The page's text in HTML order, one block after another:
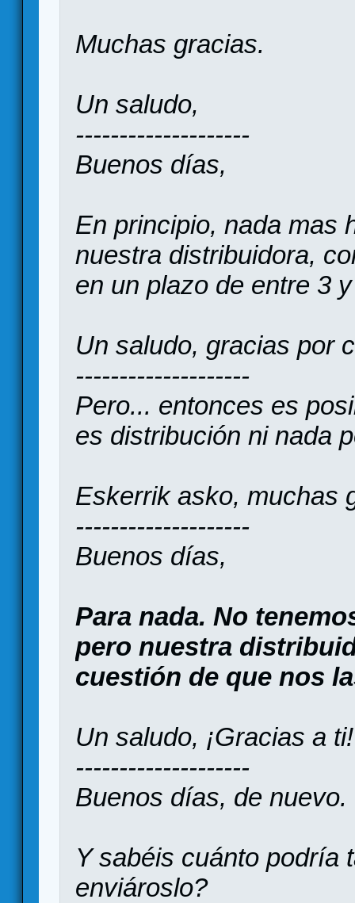
Muchas gracias.
Un saludo,
--------------------
Buenos días,
En principio, nada mas
nuestra distribuidora,
en un plazo de entre 3
Un saludo, gracias por
--------------------
Pero... entonces es
es distribución ni nada
Eskerrik asko, muchas
--------------------
Buenos días,
Para nada. No
pero nuestra
cuestión de que nos
Un saludo, ¡Gracias a ti!
--------------------
Buenos días, de nuevo.
Y sabéis cuánto podría
enviároslo?